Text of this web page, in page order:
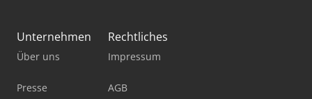
Unternehmen
Über uns
Presse
Rechtliches
Impressum
AGB